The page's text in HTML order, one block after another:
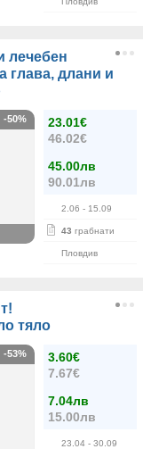
лечебен
глава, длани и
23.01€
46.02€
45.00лв
90.01лв
2.06 - 15.09
43 грабнати
Пловдив
-50%
тяло
3.60€
7.67€
7.04лв
15.00лв
23.04 - 30.09
-53%